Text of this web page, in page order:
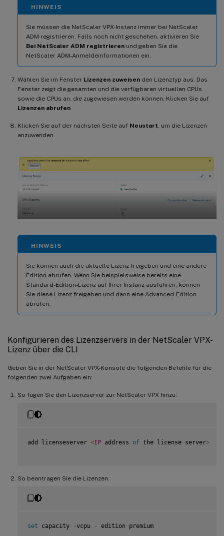
HINWEIS
Sie müssen die NetScaler VPX-Instanz immer bei NetScaler
ADM registrieren. Falls noch nicht geschehen, aktivieren Sie
Bei NetScaler ADM registrieren und geben Sie die
NetScaler ADM-Anmeldeinformationen ein.
Wählen Sie im Fenster Lizenzen zuweisen den Lizenztyp aus. Das
Fenster zeigt die gesamten und die verfügbaren virtuellen CPUs
sowie die CPUs an, die zugewiesen werden können. Klicken Sie auf
Lizenzen abrufen.
Klicken Sie auf der nächsten Seite auf Neustart, um die Lizenzen
anzuwenden.
HINWEIS
Sie können auch die aktuelle Lizenz freigeben und eine andere
Edition abrufen. Wenn Sie beispielsweise bereits eine
Standard-Edition-Lizenz auf Ihrer Instanz ausführen, können
Sie diese Lizenz freigeben und dann eine Advanced-Edition
abrufen.
Konfigurieren des Lizenzservers in der NetScaler VPX-
Lizenz über die CLI
Geben Sie in der NetScaler VPX-Konsole die folgenden Befehle für die
folgenden zwei Aufgaben ein:
So fügen Sie den Lizenzserver zur NetScaler VPX hinzu:
add licenseserver <IP address of the license server>
So beantragen Sie die Lizenzen:
set capacity -vcpu - edition premium